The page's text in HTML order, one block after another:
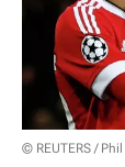
© REUTERS /